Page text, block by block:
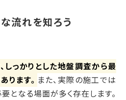
流れを知ろう
しっかりとした地盤調査から最
ます。 また、実際の施工では
となる場面が多く存在します。